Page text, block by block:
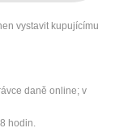
vystavit kupujícímu
daně online; v
hodin.